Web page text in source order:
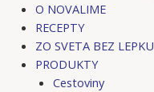
O NOVALIME
RECEPTY
ZO SVETA BEZ LEPKU
PRODUKTY
Cestoviny